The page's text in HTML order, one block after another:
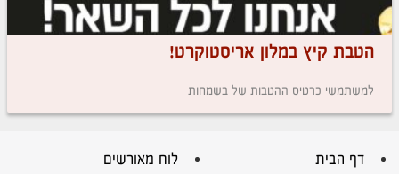
הטבת קיץ במלון אריסטוקרט!
למשתמשי כרטיס ההטבות של בשמחות
דף הבית לוח מאורשים